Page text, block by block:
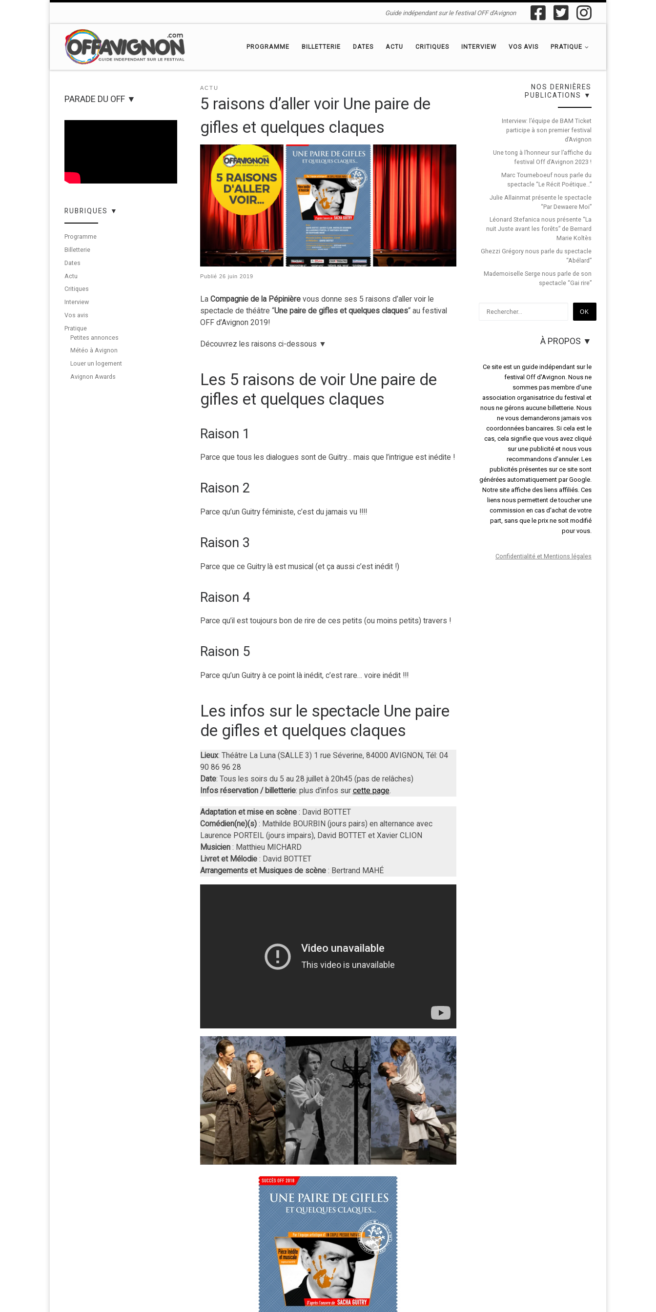
Guide indépendant sur le festival OFF d'Avignon
PROGRAMME BILLETTERIE DATES ACTU CRITIQUES INTERVIEW VOS AVIS PRATIQUE
ACTU
5 raisons d’aller voir Une paire de
gifles et quelques claques
Publié 26 juin 2019
La Compagnie de la Pépinièrevous donne ses 5 raisons d’aller voir le
spectacle de théâtre “Une paire de gifles et quelques claques“ au festival
OFF d’Avignon 2019!
Découvrez les raisons ci-dessous ▼
Les 5 raisons de voir Une paire de
gifles et quelques claques
Raison 1
Parce que tous les dialogues sont de Guitry… mais que l’intrigue est inédite !
Raison 2
Parce qu’un Guitry féministe, c’est du jamais vu !!!!
Raison 3
Parce que ce Guitry là est musical (et ça aussi c’est inédit !)
Raison 4
Parce qu’il est toujours bon de rire de ces petits (ou moins petits) travers !
Raison 5
Parce qu’un Guitry à ce point là inédit, c’est rare… voire inédit !!!
Les infos sur le spectacle Une paire
de gifles et quelques claques
Lieux: Théâtre La Luna (SALLE 3) 1 rue Séverine, 84000 AVIGNON, Tél: 04
90 86 96 28
Date: Tous les soirs du 5 au 28 juillet à 20h45 (pas de relâches)
Infos réservation / billetterie: plus d’infos sur cette page.
Adaptation et mise en scène: David BOTTET
Comédien(ne)(s): Mathilde BOURBIN (jours pairs) en alternance avec
Laurence PORTEIL (jours impairs), David BOTTET et Xavier CLION
Musicien: Matthieu MICHARD
Livret et Mélodie: David BOTTET
Arrangements et Musiques de scène: Bertrand MAHÉ
PARADE DU OFF ▼
RUBRIQUES ▼
Programme
Billetterie
Dates
Actu
Critiques
Interview
Vos avis
Pratique
Petites annonces
Météo à Avignon
Louer un logement
Avignon Awards
NOS DERNIÈRES
PUBLICATIONS ▼
Interview: l’équipe de BAM Ticket
participe à son premier festival
d’Avignon
Une tong à l’honneur sur l’affiche du
festival Off d’Avignon 2023 !
Marc Tourneboeuf nous parle du
spectacle “Le Récit Poétique…”
Julie Allainmat présente le spectacle
“Par Dewaere Moi”
Léonard Stefanica nous présente “La
nuit Juste avant les forêts” de Bernard
Marie Koltès
Ghezzi Grégory nous parle du spectacle
“Abélard”
Mademoiselle Serge nous parle de son
spectacle “Gai rire”
OK
À PROPOS ▼
Ce site est un guide indépendant sur le
festival Off d'Avignon. Nous ne
sommes pas membre d’une
association organisatrice du festival et
nous ne gérons aucune billetterie. Nous
ne vous demanderons jamais vos
coordonnées bancaires. Si cela est le
cas, cela signifie que vous avez cliqué
sur une publicité et nous vous
recommandons d’annuler. Les
publicités présentes sur ce site sont
générées automatiquement par Google.
Notre site affiche des liens affiliés. Ces
liens nous permettent de toucher une
commission en cas d'achat de votre
part, sans que le prix ne soit modifié
pour vous.
Confidentialité et Mentions légales